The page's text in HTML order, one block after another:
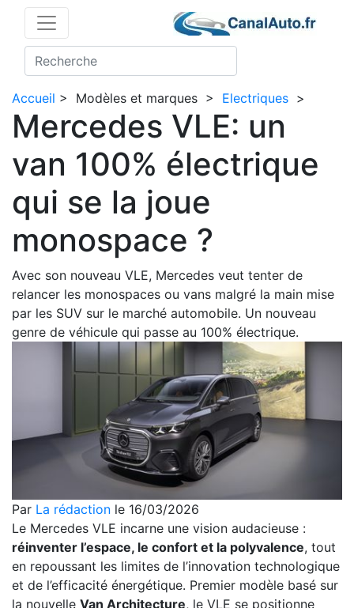
Accueil > Modèles et marques > Electriques >
Mercedes VLE: un
van 100% électrique
qui se la joue
monospace ?
Avec son nouveau VLE, Mercedes veut tenter de
relancer les monospaces ou vans malgré la main mise
par les SUV sur le marché automobile. Un nouveau
genre de véhicule qui passe au 100% électrique.
Par La rédaction le 16/03/2026
Le Mercedes VLE incarne une vision audacieuse :
réinventer l’espace, le confort et la polyvalence, tout
en repoussant les limites de l’innovation technologique
et de l’efficacité énergétique. Premier modèle basé sur
la nouvelle Van Architecture, le VLE se positionne